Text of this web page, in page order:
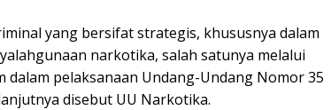
yang bersifat strategis, khususnya dalam
narkotika, salah satunya melalui
pelaksanaan Undang-Undang Nomor 35
disebut UU Narkotika.